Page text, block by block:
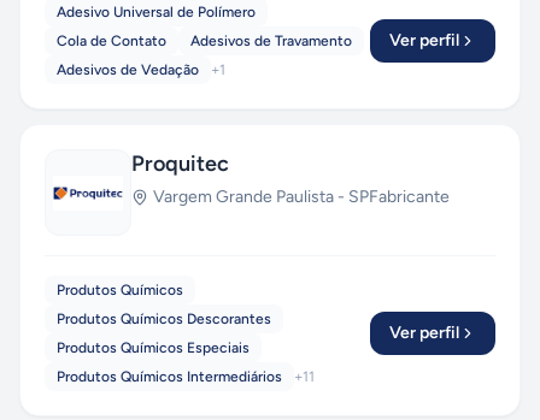
Adesivo Universal de Polímero
Cola de Contato
Adesivos de Travamento
Adesivos de Vedação
+1
Ver perfil
Proquitec
Vargem Grande Paulista - SPFabricante
Produtos Químicos
Produtos Químicos Descorantes
Produtos Químicos Especiais
Produtos Químicos Intermediários
+11
Ver perfil